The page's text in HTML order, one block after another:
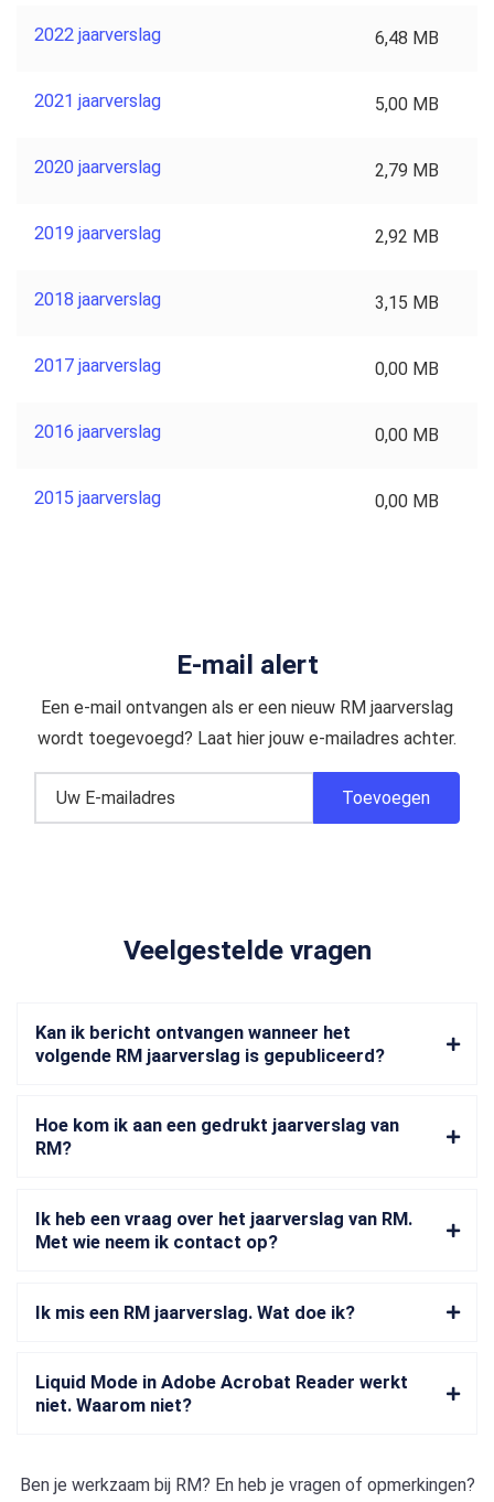
2022 jaarverslag 6,48 MB
2021 jaarverslag 5,00 MB
2020 jaarverslag 2,79 MB
2019 jaarverslag 2,92 MB
2018 jaarverslag 3,15 MB
2017 jaarverslag 0,00 MB
2016 jaarverslag 0,00 MB
2015 jaarverslag 0,00 MB
E-mail alert
Een e-mail ontvangen als er een nieuw RM jaarverslag
wordt toegevoegd? Laat hier jouw e-mailadres achter.
Veelgestelde vragen
Kan ik bericht ontvangen wanneer het
volgende RM jaarverslag is gepubliceerd?
Hoe kom ik aan een gedrukt jaarverslag van
RM?
Ik heb een vraag over het jaarverslag van RM.
Met wie neem ik contact op?
Ik mis een RM jaarverslag. Wat doe ik?
Liquid Mode in Adobe Acrobat Reader werkt
niet. Waarom niet?
Ben je werkzaam bij RM? En heb je vragen of opmerkingen?